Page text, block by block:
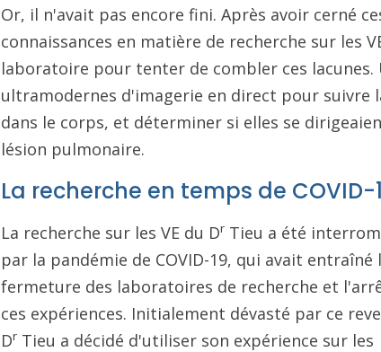
Or, il n'avait pas encore fini. Après avoir cerné
connaissances en matière de recherche sur les
laboratoire pour tenter de combler ces lacunes.
ultramodernes d'imagerie en direct pour suivre
dans le corps, et déterminer si elles se
lésion pulmonaire.
La recherche en temps de COVID-
La recherche sur les VE du Dr Tieu a été
par la pandémie de COVID-19, qui avait entraîné
fermeture des laboratoires de recherche et
ces expériences. Initialement dévasté par ce
Dr Tieu a décidé d'utiliser son expérience sur les